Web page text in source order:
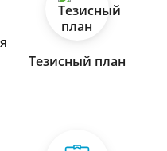
Тезисный план